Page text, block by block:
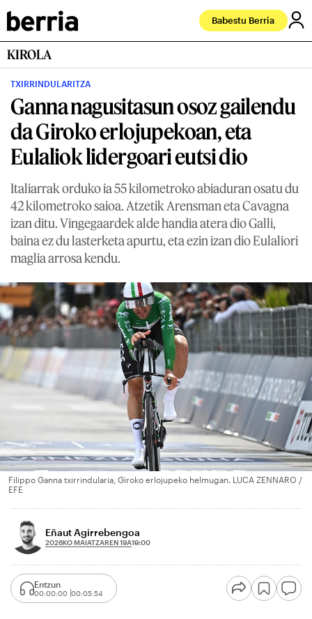
Babestu Berria
KIROLA
TXIRRINDULARITZA
Ganna nagusitasun osoz gailendu
da Giroko erlojupekoan, eta
Eulaliok lidergoari eutsi dio
Italiarrak orduko ia 55 kilometroko abiaduran osatu du
42 kilometroko saioa. Atzetik Arensman eta Cavagna
izan ditu. Vingegaardek alde handia atera dio Galli,
baina ez du lasterketa apurtu, eta ezin izan dio Eulaliori
maglia arrosa kendu.
Filippo Ganna txirrindularia, Giroko erlojupeko helmugan. LUCA ZENNARO /
EFE
Eñaut Agirrebengoa
2026KO MAIATZAREN 19A19:00
Entzun
00:00:00 00:05:54